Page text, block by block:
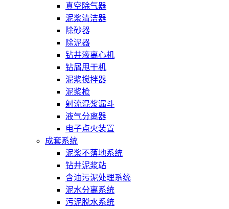
真空除气器
泥浆清洁器
除砂器
除泥器
钻井液离心机
钻屑甩干机
泥浆搅拌器
泥浆枪
射流混浆漏斗
液气分离器
电子点火装置
成套系统
泥浆不落地系统
钻井泥浆站
含油污泥处理系统
泥水分离系统
污泥脱水系统